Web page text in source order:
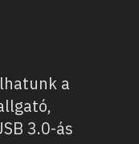
a
3.0-ás